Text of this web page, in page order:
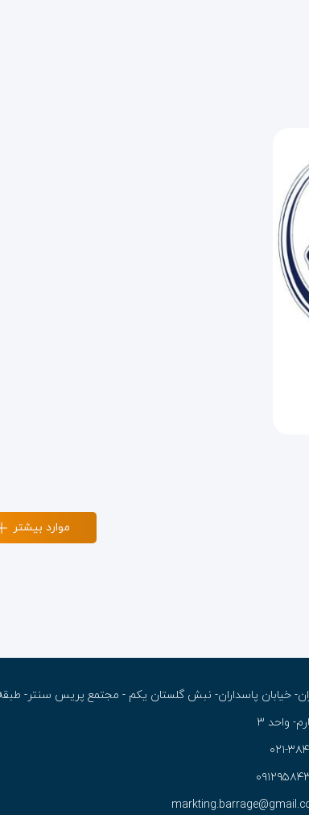
موارد بیشتر
خیابان پاسداران- نبش گلستان یکم - مجتمع پریس سنتر-
واحد ۳
۳۸۴۷۹